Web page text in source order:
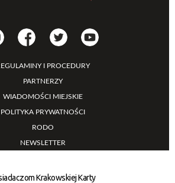
I PROCEDURY
PARTNERZY
WIADOMOŚCI MIEJSKIE
POLITYKA PRYWATNOŚCI
RODO
NEWSLETTER
Krakowskiej Karty